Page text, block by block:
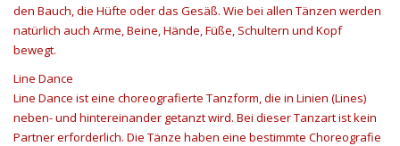
den Bauch, die Hüfte oder das Gesäß. Wie bei allen Tänzen werden
natürlich auch Arme, Beine, Hände, Füße, Schultern und Kopf
bewegt.
Line Dance
Line Dance ist eine choreografierte Tanzform, die in Linien (Lines)
neben- und hintereinander getanzt wird. Bei dieser Tanzart ist kein
Partner erforderlich. Die Tänze haben eine bestimmte Choreografie